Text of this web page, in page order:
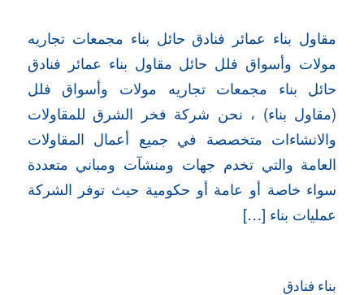
مقاول بناء عمائر فنادق حائل بناء مجمعات تجاريه
مولات وأسواق فلل حائل مقاول بناء عمائر فنادق
حائل بناء مجمعات تجاريه مولات وأسواق فلل
(مقاول بناء) ، نحن شركة فخر الشرق للمقاولات
والانشاءات متخصصة في جميع أعمال المقاولات
العامة والتي تخدم جهات ومنشآت ومباني متعددة
سواء خاصة أو عامة أو حكومية حيث توفر الشركة
عمليات بناء […]
بناء فنادق